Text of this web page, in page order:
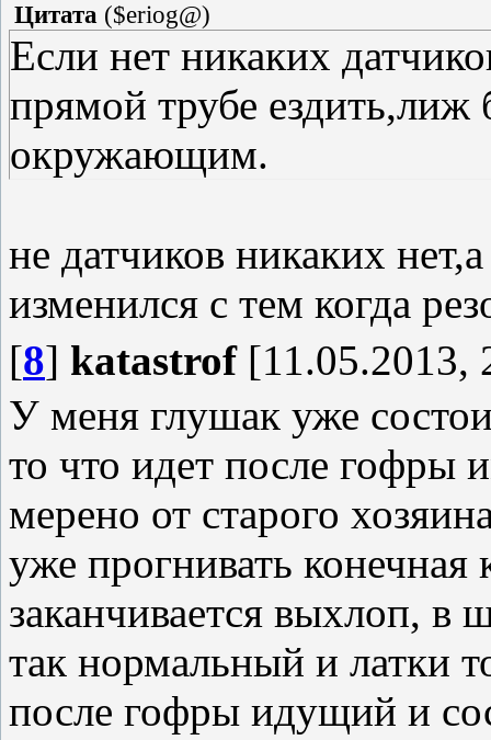
Цитата ($eriog@)
Если нет никаких
прямой трубе ездить,лиж
окружающим.
не датчиков никаких
изменился с тем когда
[8] katastrof[11.05.2013,
У меня глушак уже
то что идет после гофры
мерено от старого
уже прогнивать конечная
заканчивается выхлоп, в
так нормальный и латки
после гофры идущий и